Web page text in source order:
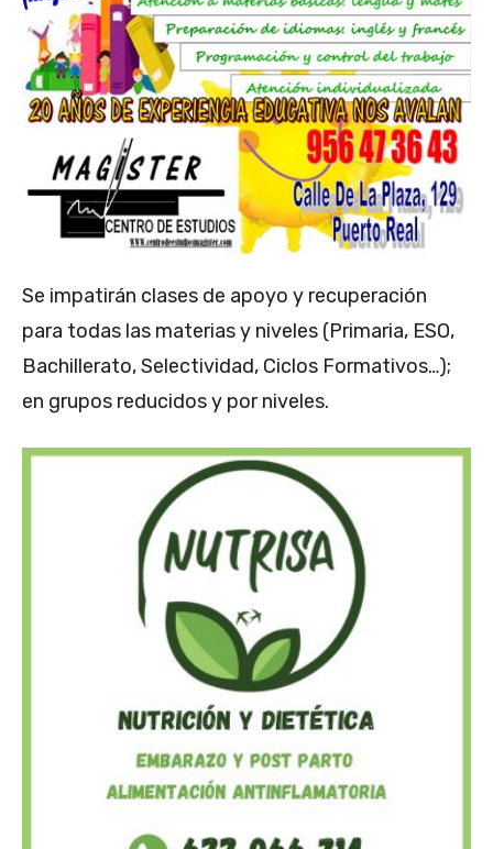
Se impatirán clases de apoyo y recuperación
para todas las materias y niveles (Primaria, ESO,
Bachillerato, Selectividad, Ciclos Formativos…);
en grupos reducidos y por niveles.